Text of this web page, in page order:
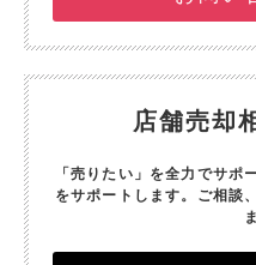
店舗売却
「売りたい」を全力でサポ
をサポートします。 ご相談